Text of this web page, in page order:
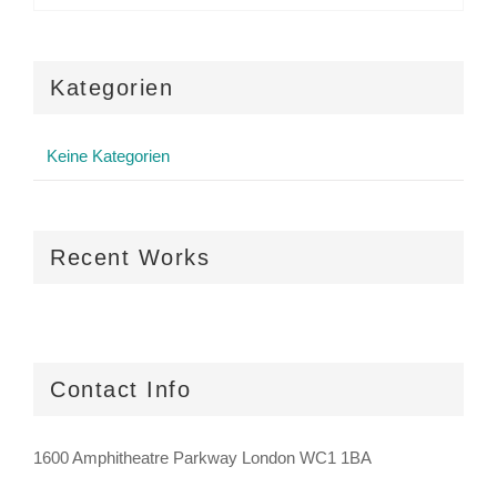
Kategorien
Keine Kategorien
Recent Works
Contact Info
1600 Amphitheatre Parkway London WC1 1BA